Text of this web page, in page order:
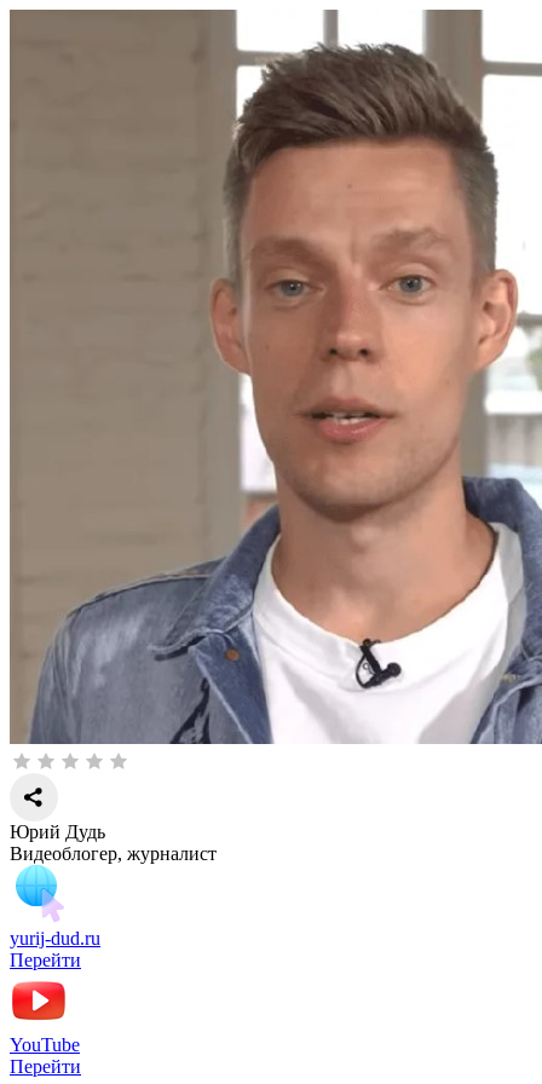
Юрий Дудь
Видеоблогер, журналист
yurij-dud.ru
Перейти
YouTube
Перейти